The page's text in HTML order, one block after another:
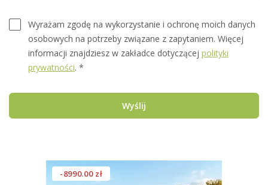
Wyrażam zgodę na wykorzystanie i ochronę moich danych
osobowych na potrzeby związane z zapytaniem. Więcej
informacji znajdziesz w zakładce dotyczącej polityki
prywatności. *
Wyślij
-8990.00 zł